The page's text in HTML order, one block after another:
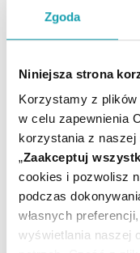
Zgoda
Niniejsza strona
Korzystamy z
w celu zapewnienia
korzystania z naszej
„Zaakceptuj
cookies i pozwolisz
podczas
własnych
wyświetlania naszej
Ból pleców - jak
sposoby i
Ból pleców to
charakter ostry lub
dodatkowo
dolegliwości. Jaki
najczęściej? Po
sięgnąć w
pleców? Jaki tryb